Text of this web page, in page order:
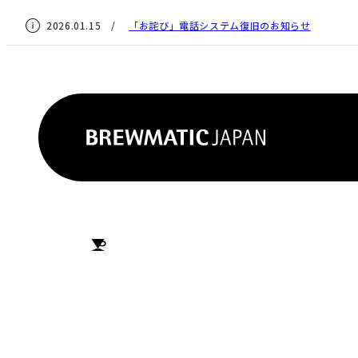
2026.01.15 / 「お詫び」電話システム復旧のお知らせ